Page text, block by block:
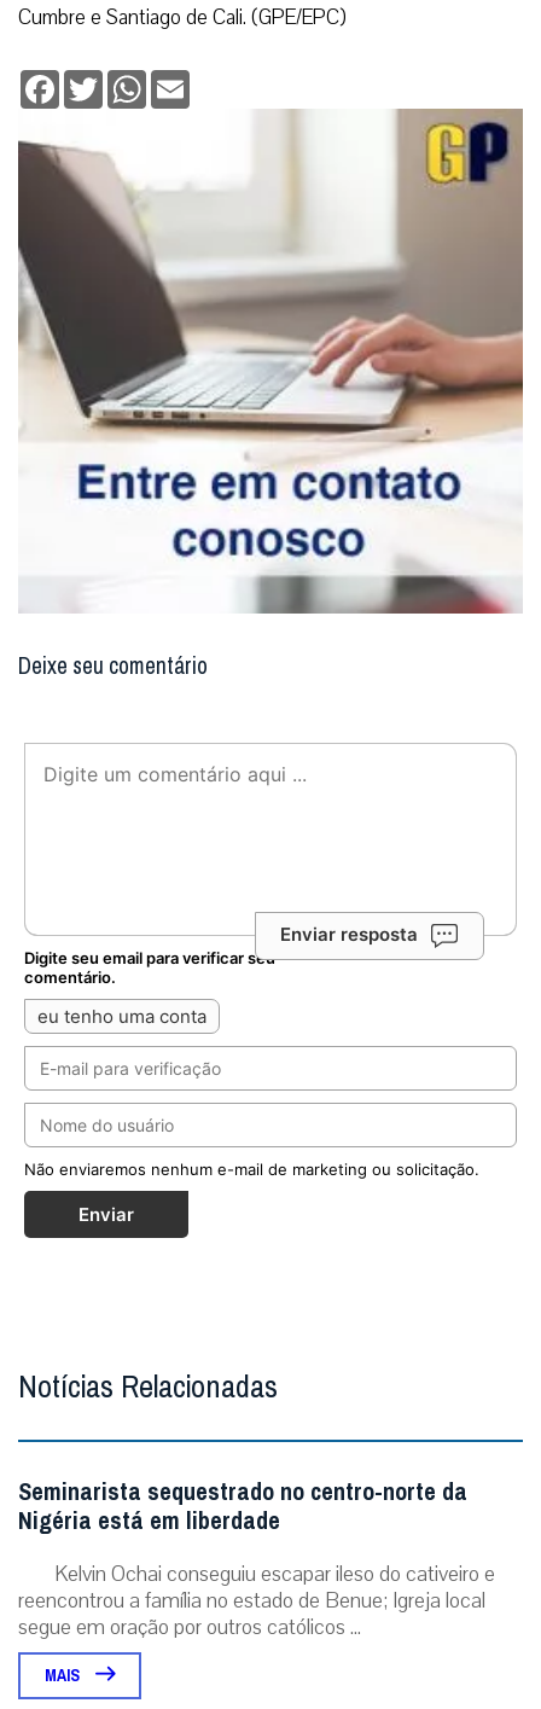
Cumbre e Santiago de Cali. (GPE/EPC)
Facebook
TwitterWhatsApp
Deixe seu comentário
Enviar resposta
Digite seu email para verificar seu
comentário.
eu tenho uma conta
Não enviaremos nenhum e-mail de marketing ou solicitação.
Enviar
Notícias Relacionadas
Seminarista sequestrado no centro-norte da
Nigéria está em liberdade
Kelvin Ochai conseguiu escapar ileso do cativeiro e
reencontrou a família no estado de Benue; Igreja local
segue em oração por outros católicos ...
MAIS